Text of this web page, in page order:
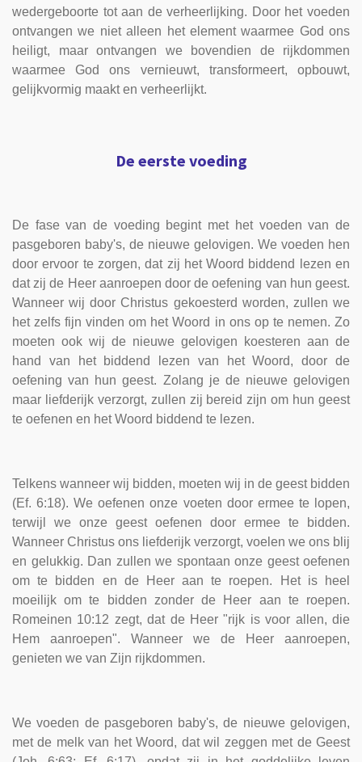
wedergeboorte tot aan de verheerlijking. Door het voeden
ontvangen we niet alleen het element waarmee God ons
heiligt, maar ontvangen we bovendien de rijkdommen
waarmee God ons vernieuwt, transformeert, opbouwt,
gelijkvormig maakt en verheerlijkt.
De eerste voeding
De fase van de voeding begint met het voeden van de
pasgeboren baby's, de nieuwe gelovigen. We voeden hen
door ervoor te zorgen, dat zij het Woord biddend lezen en
dat zij de Heer aanroepen door de oefening van hun geest.
Wanneer wij door Christus gekoesterd worden, zullen we
het zelfs fijn vinden om het Woord in ons op te nemen. Zo
moeten ook wij de nieuwe gelovigen koesteren aan de
hand van het biddend lezen van het Woord, door de
oefening van hun geest. Zolang je de nieuwe gelovigen
maar liefderijk verzorgt, zullen zij bereid zijn om hun geest
te oefenen en het Woord biddend te lezen.
Telkens wanneer wij bidden, moeten wij in de geest bidden
(Ef. 6:18). We oefenen onze voeten door ermee te lopen,
terwijl we onze geest oefenen door ermee te bidden.
Wanneer Christus ons liefderijk verzorgt, voelen we ons blij
en gelukkig. Dan zullen we spontaan onze geest oefenen
om te bidden en de Heer aan te roepen. Het is heel
moeilijk om te bidden zonder de Heer aan te roepen.
Romeinen 10:12 zegt, dat de Heer "rijk is voor allen, die
Hem aanroepen". Wanneer we de Heer aanroepen,
genieten we van Zijn rijkdommen.
We voeden de pasgeboren baby's, de nieuwe gelovigen,
met de melk van het Woord, dat wil zeggen met de Geest